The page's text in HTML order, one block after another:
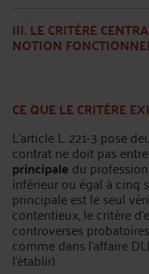
III. LE CRITÈRE
NOTION
CE QUE LE CRITÈRE
L’article L. 221-3 pose
contrat ne doit pas
principale du
inférieur ou égal à cinq
principale est le seul
contentieux, le critère
controverses
comme dans l’affaire
l’établir).